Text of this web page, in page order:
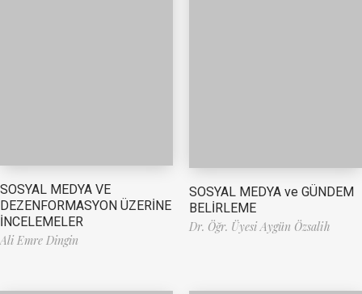
SOSYAL MEDYA VE
DEZENFORMASYON ÜZERİNE
İNCELEMELER
Ali Emre Dingin
SOSYAL MEDYA ve GÜNDEM
BELİRLEME
Dr. Öğr. Üyesi Aygün Özsalih